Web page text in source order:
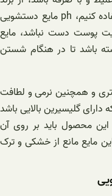
معتبر در هنگام خرید مایع دستشویی استفاده کنیم، ph مایع دستشویی
پوست دست نباشد، مایع
باشد تا در هنگام شستن
و همچنین نرمی و لطافت
گلیسیرین بالایی باشد
محصول باید بر روی آن
مایع مانع از خشکی و ترک